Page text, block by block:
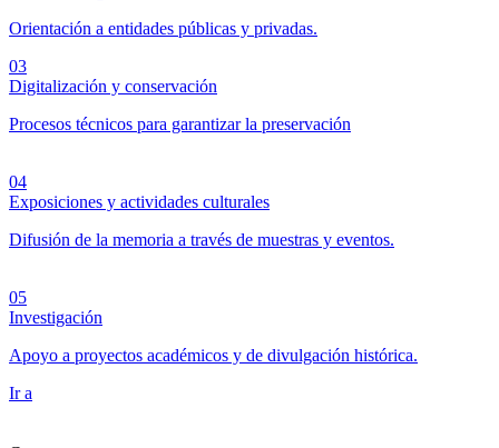
Orientación a entidades públicas y privadas.
03
Digitalización y conservación
Procesos técnicos para garantizar la preservación
04
Exposiciones y actividades culturales
Difusión de la memoria a través de muestras y eventos.
05
Investigación
Apoyo a proyectos académicos y de divulgación histórica.
Ir a